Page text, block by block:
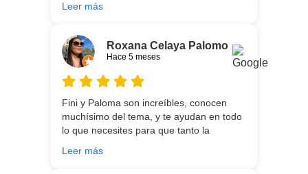
personalizando totalmente las
agradables y tan cercanas que la
experiencia es fantástica. Puntualizar
también que los chicos que nos trajeron y
montaron todo lo hicieron perfectamente,
perfectamente y a nuestro gusto, además
muy rápidos. Volveremos a contar con
ellos para futuras compras. Muchas
gracias!
Leer más
Roxana Celaya Palomo
Hace 5 meses
Fini y Paloma son increíbles, conocen
muchísimo del tema, y te ayudan en todo
lo que necesites para que tanto la
que estés necesitando sean los mejores.
Leer más